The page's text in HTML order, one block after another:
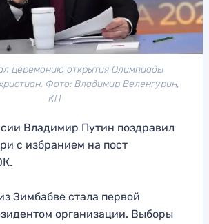
церемонию открытия Олимпиады
Фото: Владимир Веленгурин,
КП
Владимир Путин поздравил
с избранием на пост
Зимбабве стала первой
организации. Выборы